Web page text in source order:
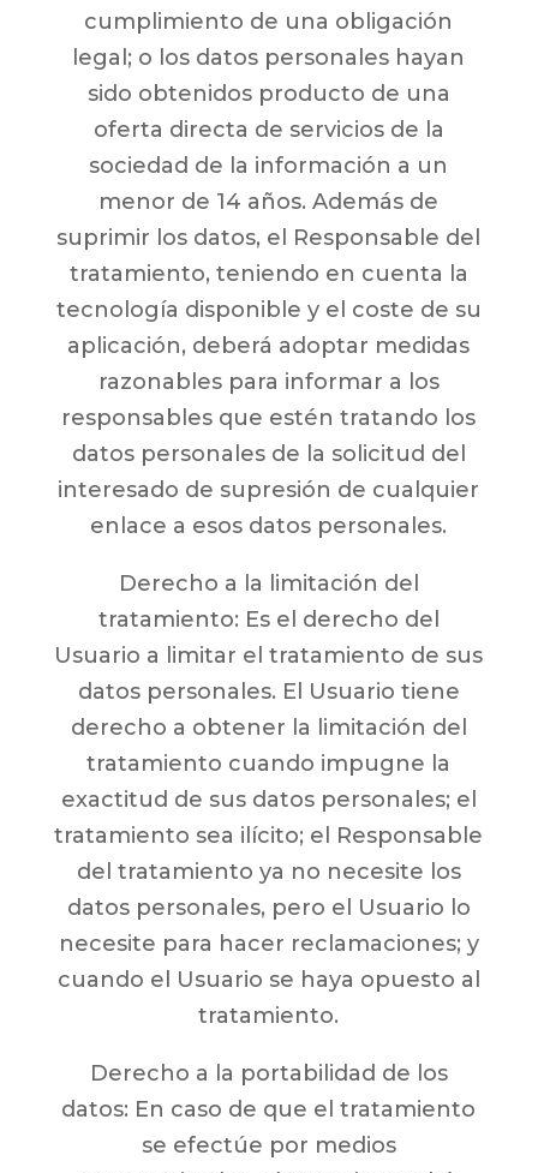
cumplimiento de una obligación
legal; o los datos personales hayan
sido obtenidos producto de una
oferta directa de servicios de la
sociedad de la información a un
menor de 14 años. Además de
suprimir los datos, el Responsable del
tratamiento, teniendo en cuenta la
tecnología disponible y el coste de su
aplicación, deberá adoptar medidas
razonables para informar a los
responsables que estén tratando los
datos personales de la solicitud del
interesado de supresión de cualquier
enlace a esos datos personales.
Derecho a la limitación del
tratamiento: Es el derecho del
Usuario a limitar el tratamiento de sus
datos personales. El Usuario tiene
derecho a obtener la limitación del
tratamiento cuando impugne la
exactitud de sus datos personales; el
tratamiento sea ilícito; el Responsable
del tratamiento ya no necesite los
datos personales, pero el Usuario lo
necesite para hacer reclamaciones; y
cuando el Usuario se haya opuesto al
tratamiento.
Derecho a la portabilidad de los
datos: En caso de que el tratamiento
se efectúe por medios